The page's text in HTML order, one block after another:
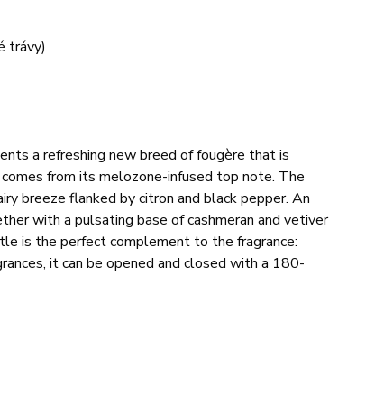
trávy)
a refreshing new breed of fougère that is
from its melozone-infused top note. The
breeze flanked by citron and black pepper. An
with a pulsating base of cashmeran and vetiver
is the perfect complement to the fragrance:
it can be opened and closed with a 180-